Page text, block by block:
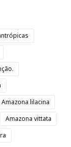
Amazona lilacina
Amazona vittata